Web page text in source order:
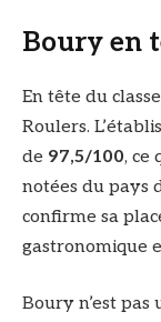
Boury en
En tête du
Roulers.
de 97,5/100, ce
notées du pays
confirme sa
gastronomique
Boury n’est pas